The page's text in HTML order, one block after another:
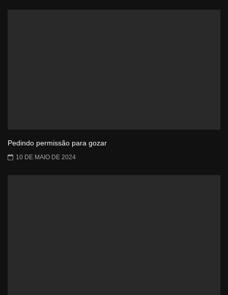
Pedindo permissão para gozar
10 DE MAIO DE 2024